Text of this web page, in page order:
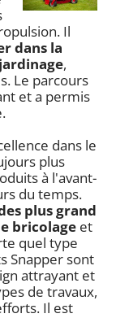
Il
dans la
,
Le parcours
et a permis
dans le
plus
à l'avant-
du temps.
plus grand
bricolage et
quel type
Snapper sont
attrayant et
de travaux,
Il est